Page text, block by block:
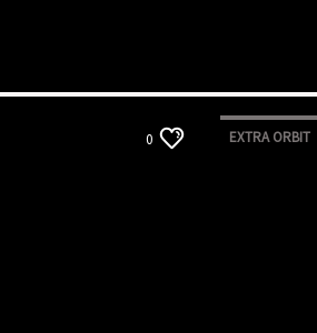
0 EXTRA ORBIT